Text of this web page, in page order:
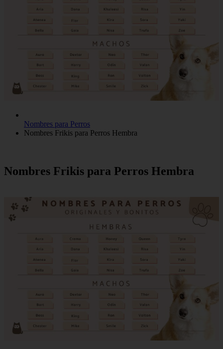
Nombres para Perros
Nombres Frikis para Perros Hembra
Nombres Frikis para Perros Hembra